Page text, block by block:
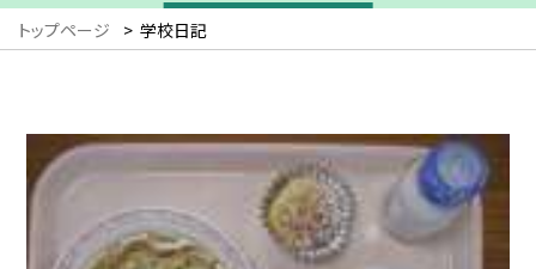
トップページ > 学校日記